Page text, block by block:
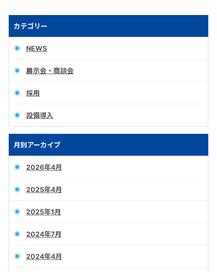
カテゴリー
NEWS
展示会・商談会
採用
設備導入
月別アーカイブ
2026年4月
2025年4月
2025年1月
2024年7月
2024年4月